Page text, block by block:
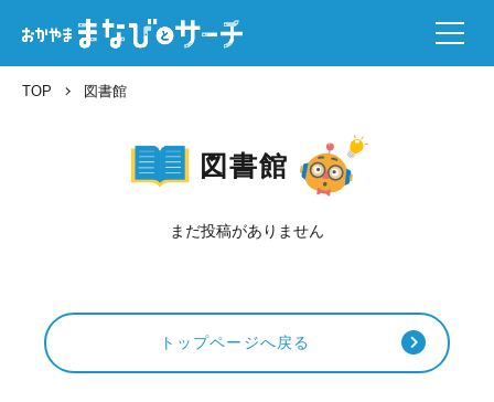
TOP 図書館
図書館
まだ投稿がありません
トップページへ戻る